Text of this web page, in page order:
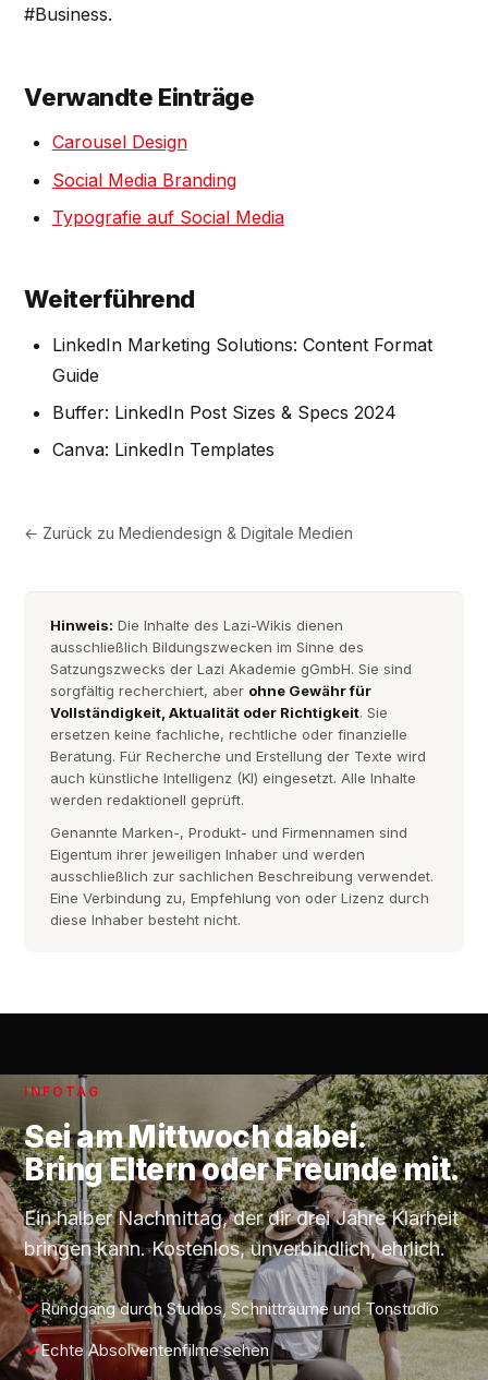
#Business.
Verwandte Einträge
Carousel Design
Social Media Branding
Typografie auf Social Media
Weiterführend
LinkedIn Marketing Solutions: Content Format
Guide
Buffer: LinkedIn Post Sizes & Specs 2024
Canva: LinkedIn Templates
← Zurück zuMediendesign & Digitale Medien
Hinweis: Die Inhalte des Lazi-Wikis dienen
ausschließlich Bildungszwecken im Sinne des
Satzungszwecks der Lazi Akademie gGmbH. Sie sind
sorgfältig recherchiert, aber ohne Gewähr für
Vollständigkeit, Aktualität oder Richtigkeit. Sie
ersetzen keine fachliche, rechtliche oder finanzielle
Beratung. Für Recherche und Erstellung der Texte wird
auch künstliche Intelligenz (KI) eingesetzt. Alle Inhalte
werden redaktionell geprüft.
Genannte Marken-, Produkt- und Firmennamen sind
Eigentum ihrer jeweiligen Inhaber und werden
ausschließlich zur sachlichen Beschreibung verwendet.
Eine Verbindung zu, Empfehlung von oder Lizenz durch
diese Inhaber besteht nicht.
INFOTAG
Sei amMittwochdabei.
Bring Eltern oder Freunde mit.
Ein halber Nachmittag, der dir drei Jahre Klarheit
bringen kann. Kostenlos, unverbindlich, ehrlich.
Rundgang durch Studios, Schnitträume und Tonstudio
Echte Absolventenfilme sehen